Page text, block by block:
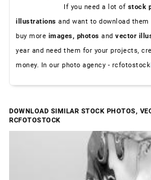
If you need a lot of stock
illustrations and want to download
buy more images, photos and vector
year and need them for your projects,
money. In our photo agency - rcfotostock
DOWNLOAD SIMILAR STOCK PHOTOS,
RCFOTOSTOCK